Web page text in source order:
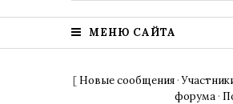
МЕНЮ САЙТА
[ Новые сообщения ·
форума ·